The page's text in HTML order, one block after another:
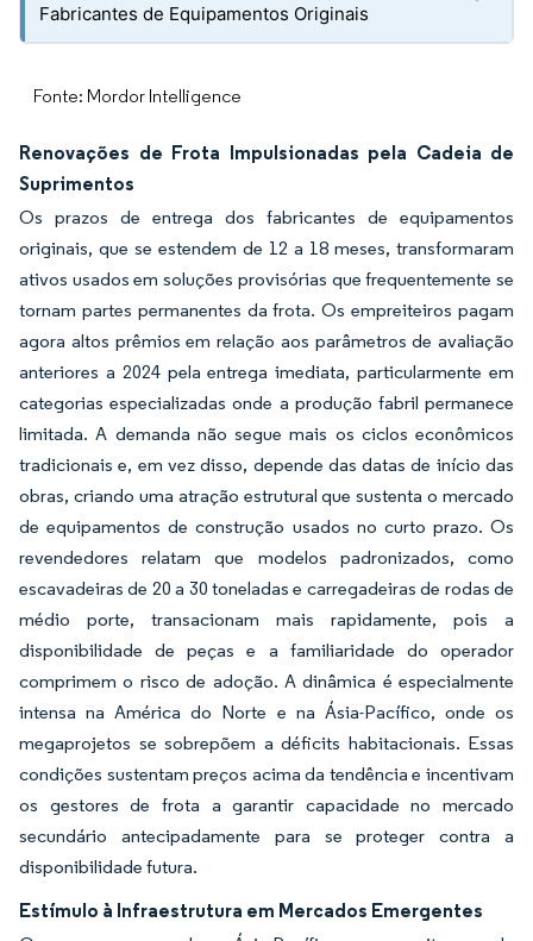
Fabricantes de Equipamentos Originais
Fonte: Mordor Intelligence
Renovações de Frota Impulsionadas pela Cadeia de
Suprimentos
Os prazos de entrega dos fabricantes de equipamentos
originais, que se estendem de 12 a 18 meses, transformaram
ativos usados em soluções provisórias que frequentemente se
tornam partes permanentes da frota. Os empreiteiros pagam
agora altos prêmios em relação aos parâmetros de avaliação
anteriores a 2024 pela entrega imediata, particularmente em
categorias especializadas onde a produção fabril permanece
limitada. A demanda não segue mais os ciclos econômicos
tradicionais e, em vez disso, depende das datas de início das
obras, criando uma atração estrutural que sustenta o mercado
de equipamentos de construção usados no curto prazo. Os
revendedores relatam que modelos padronizados, como
escavadeiras de 20 a 30 toneladas e carregadeiras de rodas de
médio porte, transacionam mais rapidamente, pois a
disponibilidade de peças e a familiaridade do operador
comprimem o risco de adoção. A dinâmica é especialmente
intensa na América do Norte e na Ásia-Pacífico, onde os
megaprojetos se sobrepõem a déficits habitacionais. Essas
condições sustentam preços acima da tendência e incentivam
os gestores de frota a garantir capacidade no mercado
secundário antecipadamente para se proteger contra a
disponibilidade futura.
Estímulo à Infraestrutura em Mercados Emergentes